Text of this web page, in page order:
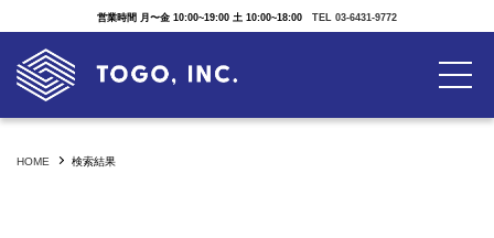
営業時間 月〜金 10:00~19:00 土 10:00~18:00 TEL 03-6431-9772
HOME 検索結果